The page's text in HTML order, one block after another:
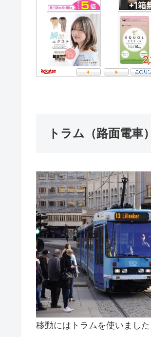
トラム（路面電車）
移動にはトラムを使いまし